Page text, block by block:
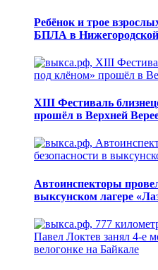
Ребёнок и трое
БПЛА в Нижегородской
XIII Фестиваль
прошёл в Верхней
Автоинспекторы
выксунском лагере